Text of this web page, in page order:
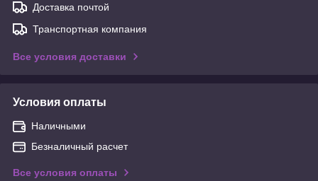
Доставка почтой
Транспортная компания
Все условия доставки
Условия оплаты
Наличными
Безналичный расчет
Все условия оплаты